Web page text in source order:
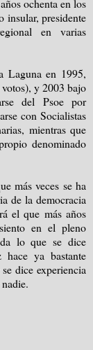
ochenta en los
insular, presidente
en varias
Laguna en 1995,
y 2003 bajo
del Psoe por
con Socialistas
mientras que
denominado
más veces se ha
de la democracia
el que más años
en el pleno
lo que se dice
hace ya bastante
dice experiencia